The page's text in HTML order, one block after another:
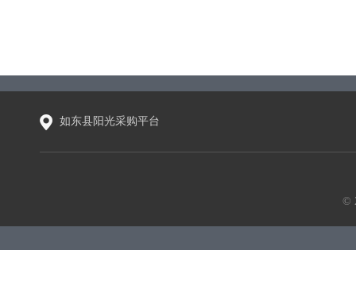
如东县阳光采购平台
©